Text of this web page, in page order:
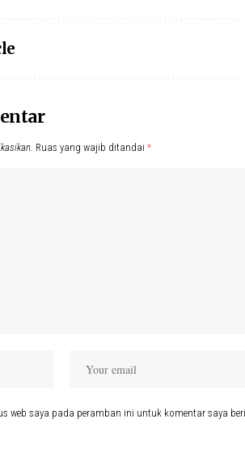
Ruas yang wajib ditandai *
web saya pada peramban ini untuk komentar saya